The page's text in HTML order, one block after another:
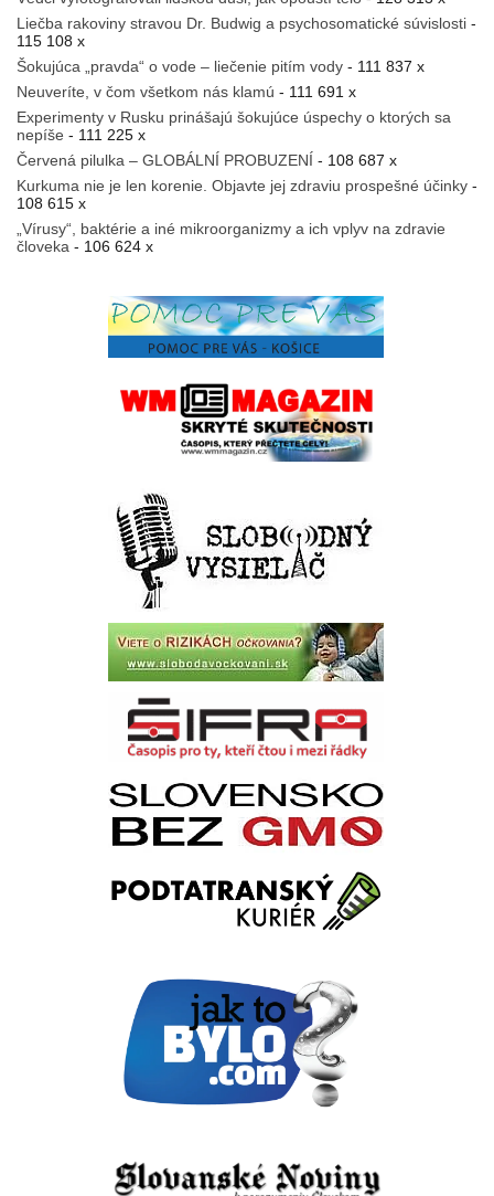
Liečba rakoviny stravou Dr. Budwig a psychosomatické súvislosti -
115 108 x
Šokujúca „pravda“ o vode – liečenie pitím vody - 111 837 x
Neuveríte, v čom všetkom nás klamú - 111 691 x
Experimenty v Rusku prinášajú šokujúce úspechy o ktorých sa
nepíše - 111 225 x
Červená pilulka – GLOBÁLNÍ PROBUZENÍ - 108 687 x
Kurkuma nie je len korenie. Objavte jej zdraviu prospešné účinky -
108 615 x
„Vírusy“, baktérie a iné mikroorganizmy a ich vplyv na zdravie
človeka - 106 624 x